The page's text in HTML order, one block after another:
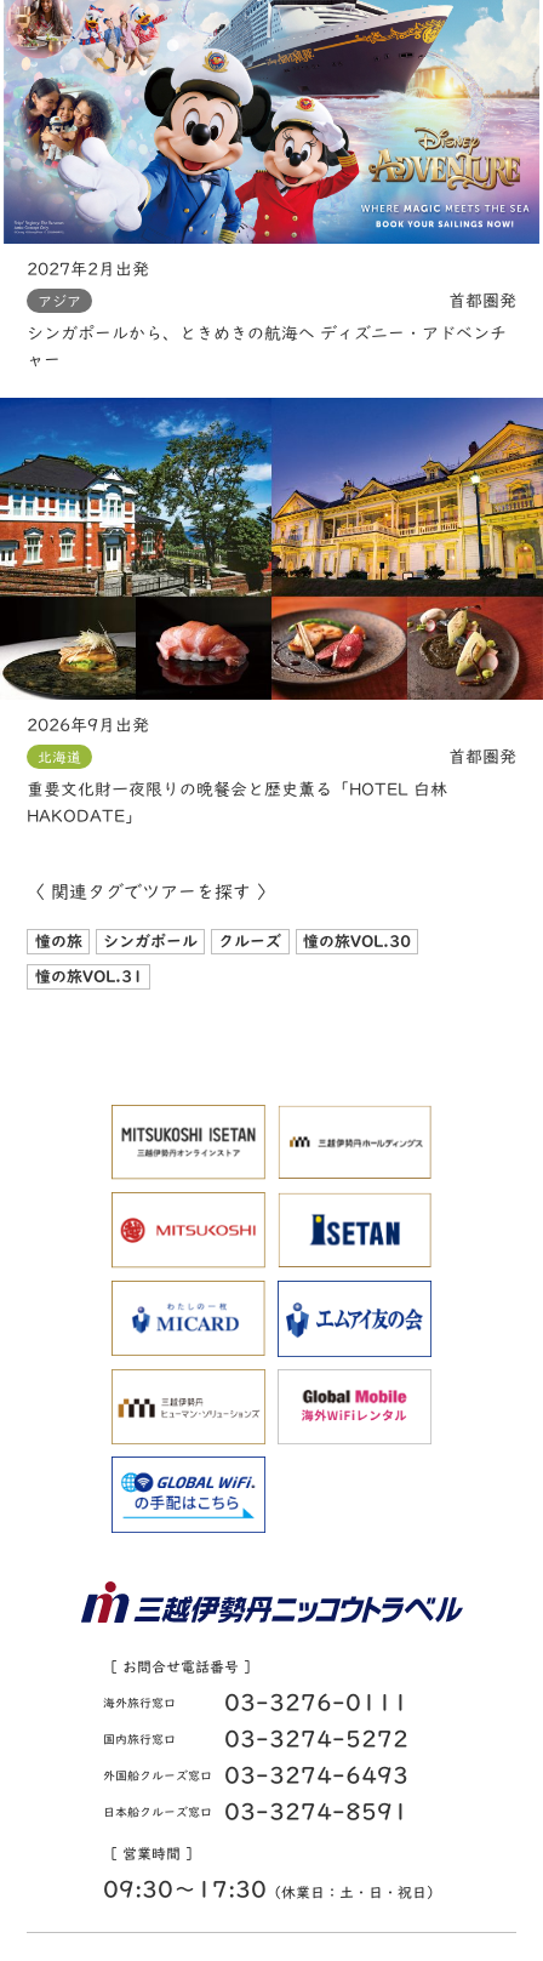
2027年2月出発
アジア
首都圏発
シンガポールから、ときめきの航海へ ディズニー・アドベンチ
ャー
2026年9月出発
北海道
首都圏発
重要文化財一夜限りの晩餐会と歴史薫る「HOTEL 白林
HAKODATE」
〈 関連タグでツアーを探す 〉
憧の旅 シンガポール クルーズ 憧の旅VOL.30
憧の旅VOL.31
［ お問合せ電話番号 ］
海外旅行窓口 03-3276-0111
国内旅行窓口 03-3274-5272
外国船クルーズ窓口 03-3274-6493
日本船クルーズ窓口 03-3274-8591
［ 営業時間 ］
09:30〜17:30 （休業日：土・日・祝日）